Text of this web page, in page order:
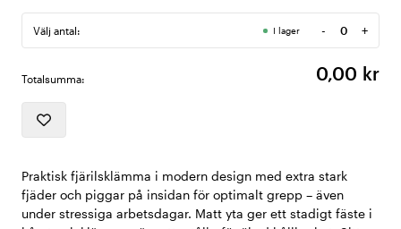
Välj antal: I lager -
Antal
+
Totalsumma: 0,00 kr
Praktisk fjärilsklämma i modern design med extra stark
fjäder och piggar på insidan för optimalt grepp – även
under stressiga arbetsdagar. Matt yta ger ett stadigt fäste i